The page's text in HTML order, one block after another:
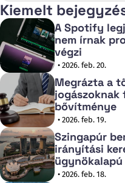
Kiemelt
A Spotify
nem írnak
végzi
• 2026. feb. 20.
Megrázta a
jogászoknak
bővítménye
• 2026. feb. 19.
Szingapúr
irányítási
• 2026. feb. 18.